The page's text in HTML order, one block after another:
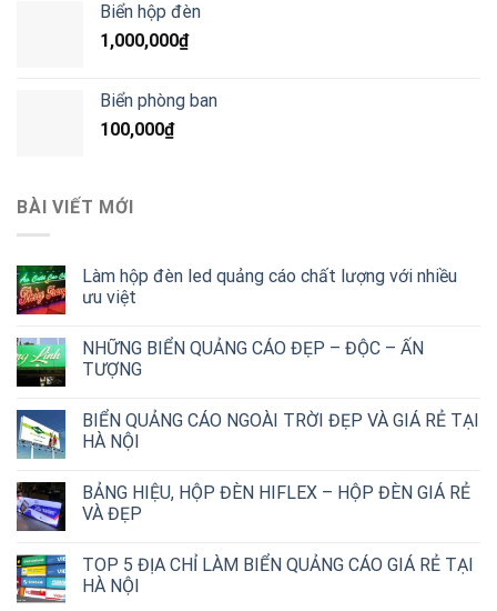
Biển hộp đèn
1,000,000₫
Biển phòng ban
100,000₫
BÀI VIẾT MỚI
Làm hộp đèn led quảng cáo chất lượng với nhiều
ưu việt
NHỮNG BIỂN QUẢNG CÁO ĐẸP – ĐỘC – ẤN
TƯỢNG
BIỂN QUẢNG CÁO NGOÀI TRỜI ĐẸP VÀ GIÁ RẺ TẠI
HÀ NỘI
BẢNG HIỆU, HỘP ĐÈN HIFLEX – HỘP ĐÈN GIÁ RẺ
VÀ ĐẸP
TOP 5 ĐỊA CHỈ LÀM BIỂN QUẢNG CÁO GIÁ RẺ TẠI
HÀ NỘI